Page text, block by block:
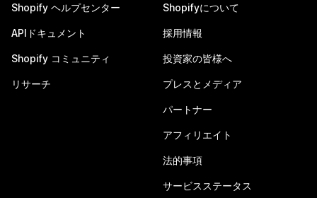
Shopify ヘルプセンター
APIドキュメント
Shopify コミュニティ
リサーチ
Shopifyについて
採用情報
投資家の皆様へ
プレスとメディア
パートナー
アフィリエイト
法的事項
サービスステータス